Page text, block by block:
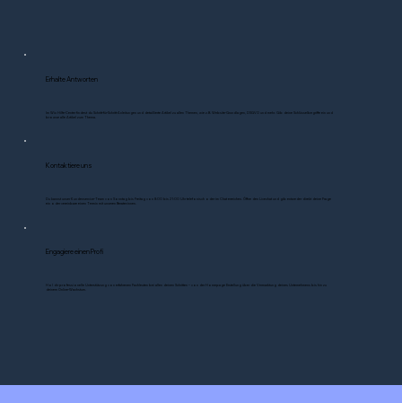
Erhalte Antworten
Im Wix Hilfe-Center findest du Schritt-für-Schritt-Anleitungen und detaillierte Artikel zu allen Themen, wie z.B. Website-Grundlagen, DSGVO und mehr. Gib deine Schlüsselbegriffe ein und
browse alle Artikel zum Thema.
Kontaktiere uns
Du kannst unser Kundenservice-Team von Sonntag bis Freitag von 8:00 bis 21:00 Uhr telefonisch oder im Chat erreichen. Öffne den Livechat und gib entweder direkt deine Frage
ein oder vereinbare einen Termin mit unseren Berater:innen.
Engagiere einen Profi
Hol dir professionelle Unterstützung von erfahrenen Fachleuten bei allen deinen Schritten – von der Homepage Erstellung über die Vermarktung deines Unternehmens bis hin zu
deinem Online-Wachstum.